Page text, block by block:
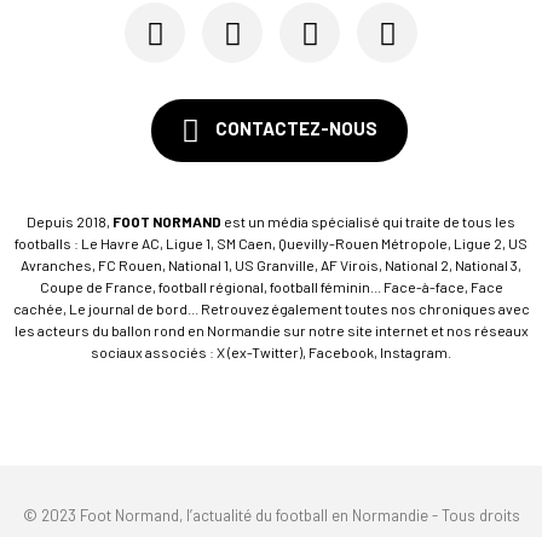
CONTACTEZ-NOUS
Depuis 2018, FOOT NORMAND est un média spécialisé qui traite de tous les
footballs : Le Havre AC, Ligue 1, SM Caen, Quevilly-Rouen Métropole, Ligue 2, US
Avranches, FC Rouen, National 1, US Granville, AF Virois, National 2, National 3,
Coupe de France, football régional, football féminin... Face-à-face, Face
cachée, Le journal de bord... Retrouvez également toutes nos chroniques avec
les acteurs du ballon rond en Normandie sur notre site internet et nos réseaux
sociaux associés : X (ex-Twitter), Facebook, Instagram.
© 2023 Foot Normand, l’actualité du football en Normandie - Tous droits